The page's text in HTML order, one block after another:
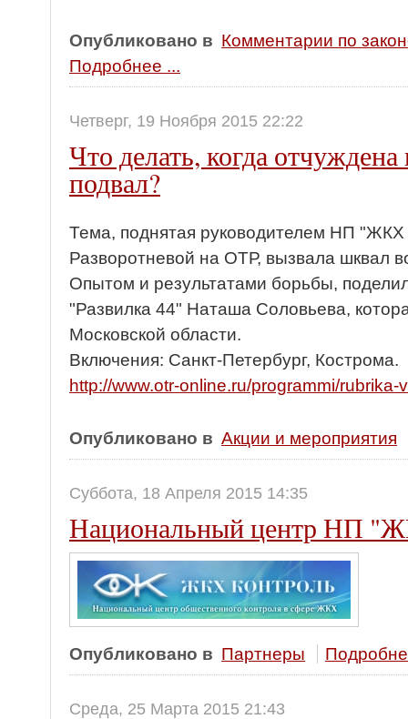
Опубликовано в Комментарии по
Подробнее ...
Четверг, 19 Ноября 2015 22:22
Что делать, когда
подвал?
Тема, поднятая руководителем НП "ЖКХ
Разворотневой на ОТР, вызвала шквал
Опытом и результатами борьбы,
"Развилка 44" Наташа Соловьева,
Московской области.
Включения: Санкт-Петербург, Кострома.
http://www.otr-online.ru/programmi/rubrika-
Опубликовано в Акции и мероприятия
Суббота, 18 Апреля 2015 14:35
Национальный центр НП
Опубликовано в Партнеры
Среда, 25 Марта 2015 21:43